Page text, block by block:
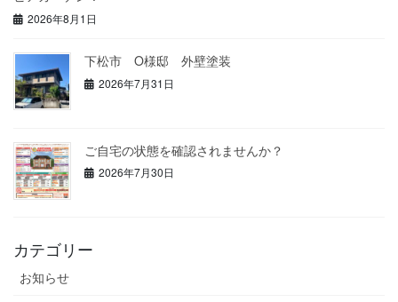
2026年8月1日
下松市 O様邸 外壁塗装
2026年7月31日
ご自宅の状態を確認されませんか？
2026年7月30日
カテゴリー
お知らせ